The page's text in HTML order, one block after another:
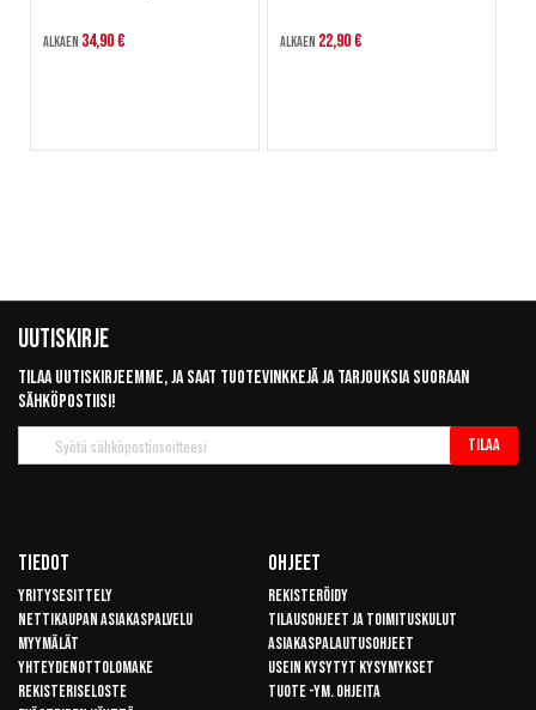
Alkaen 34,90 € Alkaen 22,90 €
Uutiskirje
Tilaa uutiskirjeemme, ja saat tuotevinkkejä ja tarjouksia suoraan
sähköpostiisi!
uutiskirje
Tilaa
Tiedot
Yritysesittely
Nettikaupan asiakaspalvelu
Myymälät
Yhteydenottolomake
Rekisteriseloste
Ohjeet
Rekisteröidy
Tilausohjeet ja toimituskulut
Asiakaspalautusohjeet
Usein kysytyt kysymykset
Tuote -ym. ohjeita